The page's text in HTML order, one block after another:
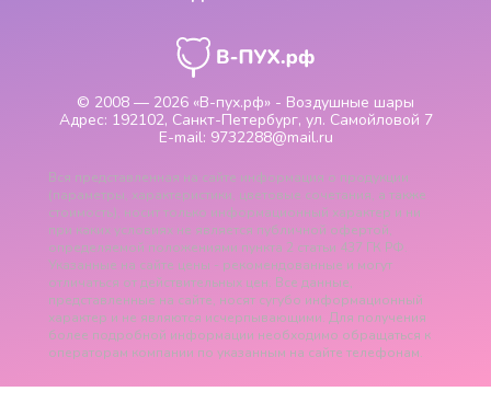
© 2008 — 2026 «В-пух.рф» - Воздушные шары
Адрес: 192102, Санкт-Петербург, ул. Самойловой 7
E-mail: 9732288@mail.ru
Вся представленная на сайте информация о продукции
(параметры, характеристики, цветовые сочетания, а также
стоимость), носит только информационный характер и ни
при каких условиях не является публичной офертой,
определяемой положениями пункта 2 статьи 437 ГК РФ.
Указанные на сайте цены - рекомендованные и могут
отличаться от действительных цен. Все данные,
представленные на сайте, носят сугубо информационный
характер и не являются исчерпывающими. Для получения
более подробной информации необходимо обращаться к
операторам компании по указанным на сайте телефонам.